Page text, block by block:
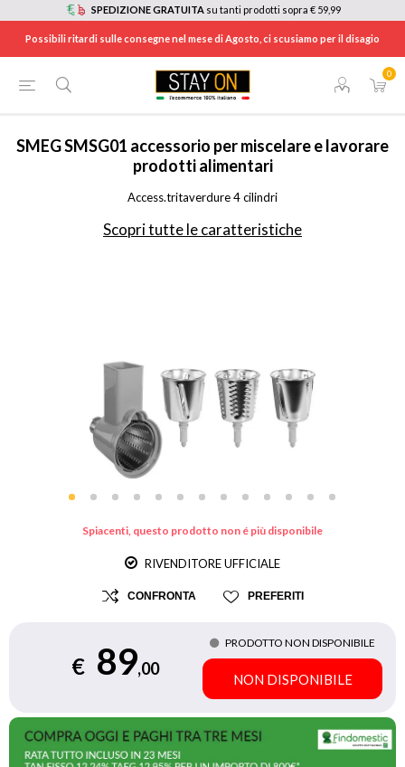
SPEDIZIONE GRATUITA su tanti prodotti sopra € 59,99
Possibili ritardi sulle consegne nel mese di Agosto, ci scusiamo per il disagio
0
ELETTRODOMESTICI / ELETTRODOMESTICI DA CUCINA
SMEGSMSG01 accessorio per miscelare e lavorare
prodotti alimentari
Access.tritaverdure 4 cilindri
Scopri tutte le caratteristiche
Spiacenti, questo prodotto non é più disponibile
RIVENDITORE UFFICIALE
CONFRONTA PREFERITI
€ 89,00
PRODOTTO NON DISPONIBILE
NON DISPONIBILE